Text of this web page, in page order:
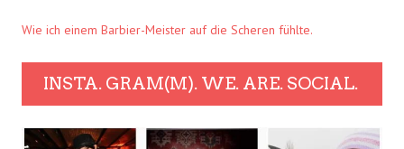
Wie ich einem Barbier-Meister auf die Scheren fühlte.
INSTA. GRAM(M). WE. ARE. SOCIAL.